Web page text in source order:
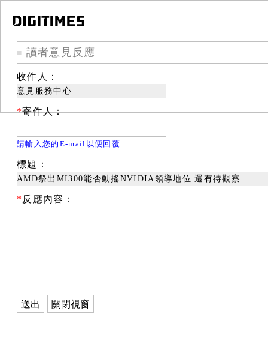
■ 讀者意見反應
收件人：
意見服務中心
*寄件人：
請輸入您的E-mail以便回覆
標題：
AMD祭出MI300能否動搖NVIDIA領導地位 還有待觀察
* 反應內容：